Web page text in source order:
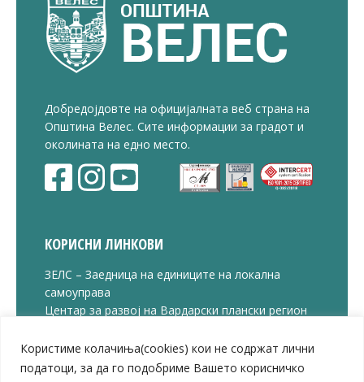
Користиме колачиња(cookies) кои не содржат лични
податоци, за да го подобриме Вашето корисничко
Добредојдовте на официјалната веб страна на
Општина Велес. Сите информации за градот и
околината на едно место.
КОРИСНИ ЛИНКОВИ
ЗЕЛС – Заедница на единиците на локална
самоуправа
Центар за развој на Вардарски плански регион
ЈПССО „Парк – спорт и паркинзи“
ЛБ „Гоце Делчев“